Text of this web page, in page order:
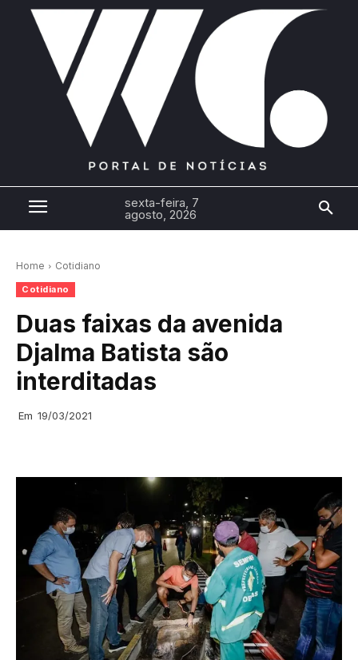
sexta-feira, 7
agosto, 2026
Home Cotidiano
Cotidiano
Duas faixas da avenida
Djalma Batista são
interditadas
Em 19/03/2021